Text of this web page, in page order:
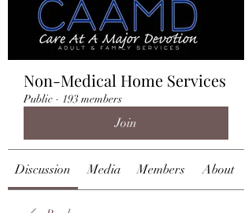
Non-Medical Home Services
Public · 193 members
Join
Discussion Media Members About